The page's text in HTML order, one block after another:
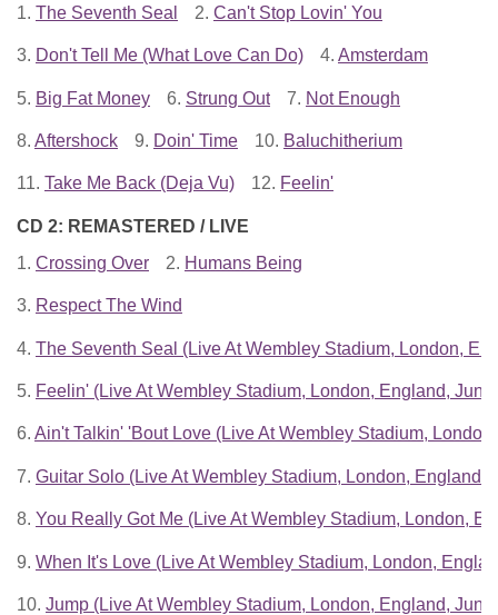
1. The Seventh Seal 2. Can't Stop Lovin' You
3. Don't Tell Me (What Love Can Do) 4. Amsterdam
5. Big Fat Money 6. Strung Out 7. Not Enough
8. Aftershock 9. Doin' Time 10. Baluchitherium
11. Take Me Back (Deja Vu) 12. Feelin'
CD 2: REMASTERED / LIVE
1. Crossing Over 2. Humans Being
3. Respect The Wind
4. The Seventh Seal (Live At Wembley Stadium, London,
5. Feelin' (Live At Wembley Stadium, London, England, June
6. Ain't Talkin' 'Bout Love (Live At Wembley Stadium,
7. Guitar Solo (Live At Wembley Stadium, London, England,
8. You Really Got Me (Live At Wembley Stadium, London,
9. When It's Love (Live At Wembley Stadium, London,
10. Jump (Live At Wembley Stadium, London, England, June